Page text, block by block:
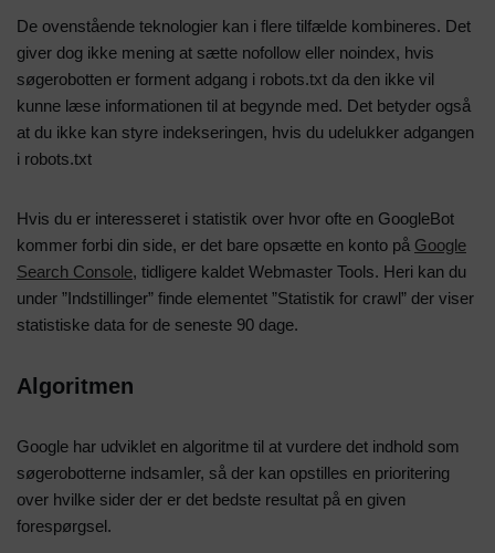
De ovenstående teknologier kan i flere tilfælde kombineres. Det
giver dog ikke mening at sætte nofollow eller noindex, hvis
søgerobotten er forment adgang i robots.txt da den ikke vil
kunne læse informationen til at begynde med. Det betyder også
at du ikke kan styre indekseringen, hvis du udelukker adgangen
i robots.txt
Hvis du er interesseret i statistik over hvor ofte en GoogleBot
kommer forbi din side, er det bare opsætte en konto på Google
Search Console, tidligere kaldet Webmaster Tools. Heri kan du
under ”Indstillinger” finde elementet ”Statistik for crawl” der viser
statistiske data for de seneste 90 dage.
Algoritmen
Google har udviklet en algoritme til at vurdere det indhold som
søgerobotterne indsamler, så der kan opstilles en prioritering
over hvilke sider der er det bedste resultat på en given
forespørgsel.